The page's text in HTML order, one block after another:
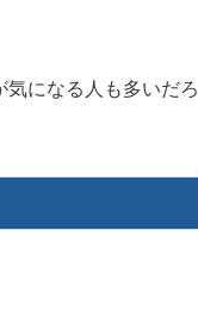
になる人も多いだろ